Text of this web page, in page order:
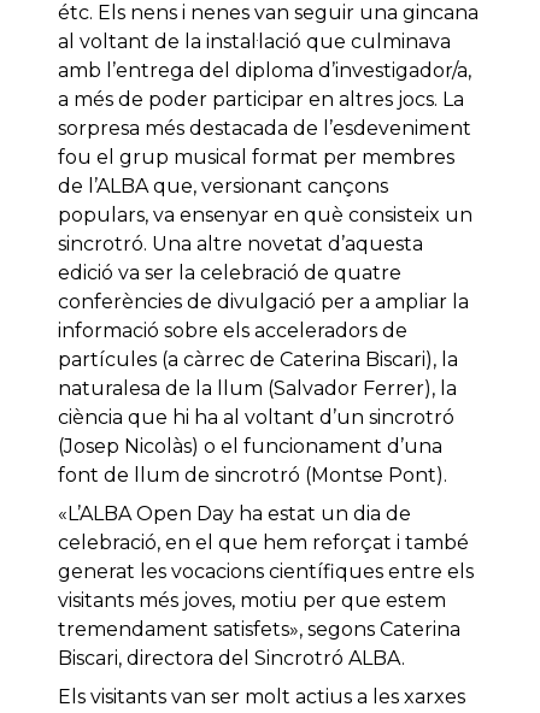
étc. Els nens i nenes van seguir una gincana
al voltant de la instal·lació que culminava
amb l’entrega del diploma d’investigador/a,
a més de poder participar en altres jocs. La
sorpresa més destacada de l’esdeveniment
fou el grup musical format per membres
de l’ALBA que, versionant cançons
populars, va ensenyar en què consisteix un
sincrotró. Una altre novetat d’aquesta
edició va ser la celebració de quatre
conferències de divulgació per a ampliar la
informació sobre els acceleradors de
partícules (a càrrec de Caterina Biscari), la
naturalesa de la llum (Salvador Ferrer), la
ciència que hi ha al voltant d’un sincrotró
(Josep Nicolàs) o el funcionament d’una
font de llum de sincrotró (Montse Pont).
«L’ALBA Open Day ha estat un dia de
celebració, en el que hem reforçat i també
generat les vocacions científiques entre els
visitants més joves, motiu per que estem
tremendament satisfets», segons Caterina
Biscari, directora del Sincrotró ALBA.
Els visitants van ser molt actius a les xarxes